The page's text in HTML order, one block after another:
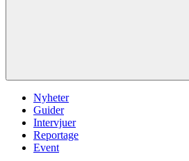
Nyheter
Guider
Intervjuer
Reportage
Event